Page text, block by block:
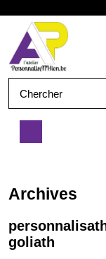
contenu
Ouvrir
le
menu
toile
mme
goliath
Archives
goliath